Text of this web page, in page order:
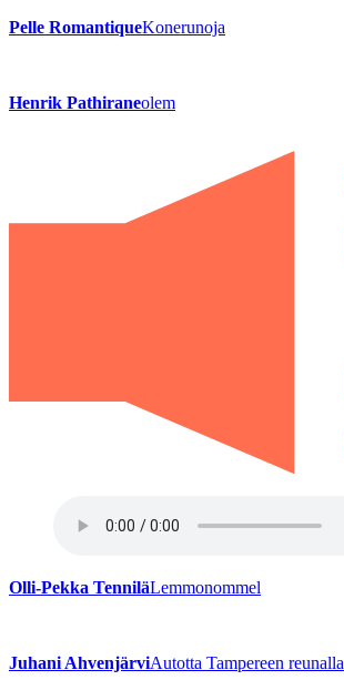
Pelle RomantiqueKonerunoja
Henrik Pathiraneolem
Olli-Pekka TenniläLemmonommel
Juhani AhvenjärviAutotta Tampereen reunalla